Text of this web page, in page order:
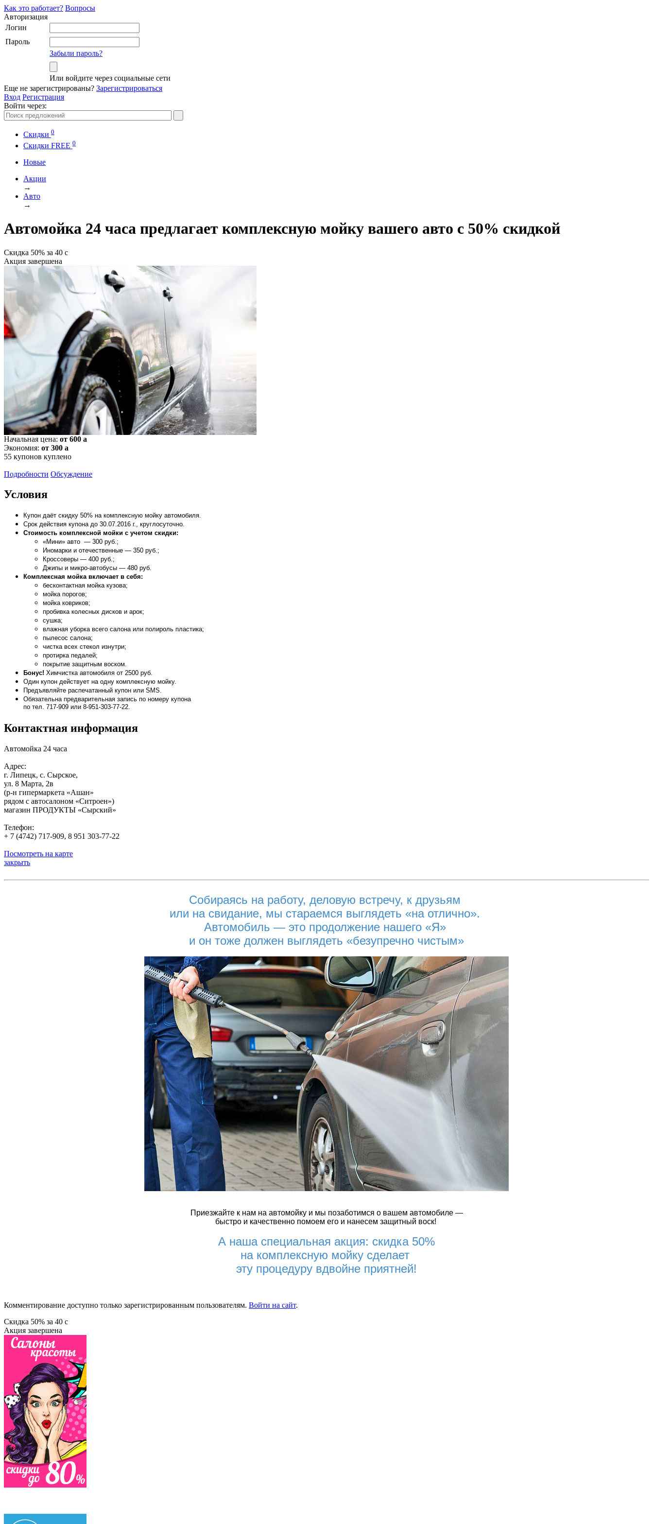
Как это работает? Вопросы
Авторизация
Логин
Пароль
Забыли пароль?
Или войдите через социальные сети
Еще не зарегистрированы? Зарегистрироваться
Вход Регистрация
Войти через:
Скидки 0
Cкидки FREE 0
Новые
Акции
→
Авто
→
Автомойка 24 часа предлагает комплексную мойку вашего авто с 50% скидкой
Скидка 50% за 40 c
Акция завершена
Начальная цена: от 600 a
Экономия: от 300 a
55 купонов куплено
Подробности Обсуждение
Условия
Купон даёт скидку 50% на комплексную мойку автомобиля.
Срок действия купона до 30.07.2016 г., круглосуточно.
Стоимость комплексной мойки с учетом скидки:
«Мини» авто — 300 руб.;
Иномарки и отечественные — 350 руб.;
Кроссоверы — 400 руб.;
Джипы и микро-автобусы — 480 руб.
Комплексная мойка включает в себя:
бесконтактная мойка кузова;
мойка порогов;
мойка ковриков;
пробивка колесных дисков и арок;
сушка;
влажная уборка всего салона или полироль пластика;
пылесос салона;
чистка всех стекол изнутри;
протирка педалей;
покрытие защитным воском.
Бонус! Химчистка автомобиля от 2500 руб.
Один купон действует на одну комплексную мойку.
Предъявляйте распечатанный купон или SMS.
Обязательна предварительная запись по номеру купона
по тел. 717-909 или 8-951-303-77-22.
Контактная информация
Автомойка 24 часа
Адрес:
г. Липецк, с. Сырское,
ул. 8 Марта, 2в
(р-н гипермаркета «Ашан»
рядом с автосалоном «Ситроен»)
магазин ПРОДУКТЫ «Сырский»
Телефон:
+ 7 (4742) 717-909, 8 951 303-77-22
Посмотреть на карте
закрыть
Собираясь на работу, деловую встречу, к друзьям
или на свидание, мы стараемся выглядеть «на отлично».
Автомобиль — это продолжение нашего «Я»
и он тоже должен выглядеть «безупречно чистым»
Приезжайте к нам на автомойку и мы позаботимся о вашем автомобиле —
быстро и качественно помоем его и нанесем защитный воск!
А наша специальная акция: скидка 50%
на комплексную мойку сделает
эту процедуру вдвойне приятней!
Комментирование доступно только зарегистрированным пользователям. Войти на сайт.
Скидка 50% за 40 c
Акция завершена